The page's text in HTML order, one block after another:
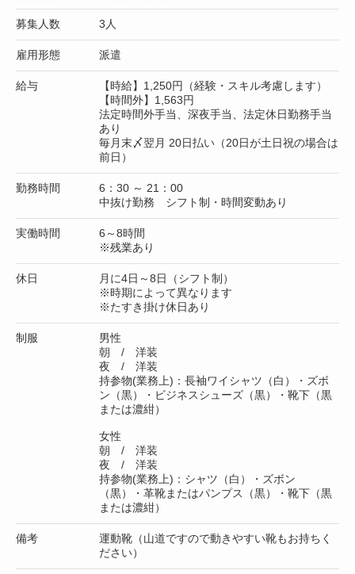
募集人数 3人
雇用形態 派遣
給与
【時給】1,250円（経験・スキル考慮します）
【時間外】1,563円
法定時間外手当、深夜手当、法定休日勤務手当
あり
毎月末〆翌月 20日払い（20日が土日祝の場合は
前日）
勤務時間
6：30 ～ 21：00
中抜け勤務 シフト制・時間変動あり
実働時間
6～8時間
※残業あり
休日
月に4日～8日（シフト制）
※時期によって異なります
※たすき掛け休日あり
制服
男性
朝 / 洋装
夜 / 洋装
持参物(業務上)：長袖ワイシャツ（白）・ズボ
ン（黒）・ビジネスシューズ（黒）・靴下（黒
または濃紺）
女性
朝 / 洋装
夜 / 洋装
持参物(業務上)：シャツ（白）・ズボン
（黒）・革靴またはパンプス（黒）・靴下（黒
または濃紺）
備考
運動靴（山道ですので動きやすい靴もお持ちく
ださい）